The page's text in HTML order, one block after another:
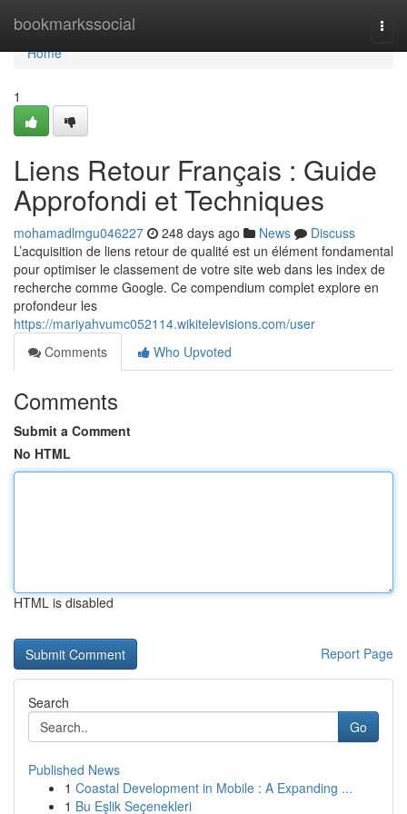
bookmarkssocial
Home
Home
1
Liens Retour Français : Guide
Approfondi et Techniques
mohamadlmgu046227 248 days ago News
Discuss
L’acquisition de liens retour de qualité est un élément fondamental
pour optimiser le classement de votre site web dans les index de
recherche comme Google. Ce compendium complet explore en
profondeur les
https://mariyahvumc052114.wikitelevisions.com/user
Comments
Who Upvoted
Comments
Submit a Comment
No HTML
HTML is disabled
Report Page
Search
Go
Published News
1 Coastal Development in Mobile : A Expanding ...
1 Bu Eşlik Seçenekleri